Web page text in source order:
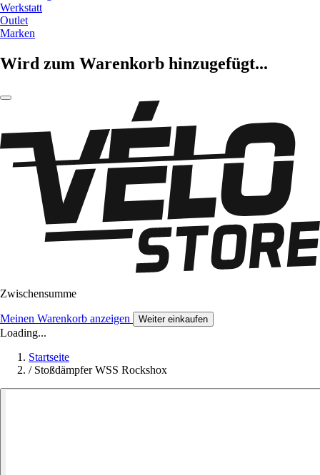
Werkstatt
Outlet
Marken
Wird zum Warenkorb hinzugefügt...
Zwischensumme
Meinen Warenkorb anzeigen Weiter einkaufen
Loading...
Startseite
/ Stoßdämpfer WSS Rockshox